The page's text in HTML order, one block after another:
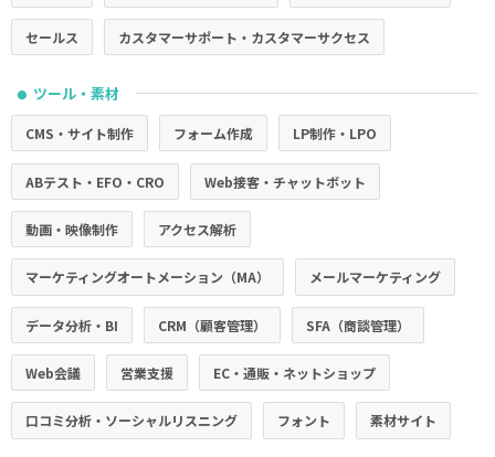
セールス カスタマーサポート・カスタマーサクセス
● ツール・素材
CMS・サイト制作 フォーム作成 LP制作・LPO
ABテスト・EFO・CRO Web接客・チャットボット
動画・映像制作 アクセス解析
マーケティングオートメーション（MA） メールマーケティング
データ分析・BI CRM（顧客管理） SFA（商談管理）
Web会議 営業支援 EC・通販・ネットショップ
口コミ分析・ソーシャルリスニング フォント 素材サイト